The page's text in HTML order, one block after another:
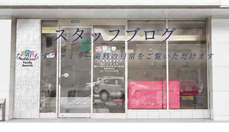
コ
ン
テ
ン
で
す
スタッフブログ
なかもずファミリー歯科の日常をご覧いただけます